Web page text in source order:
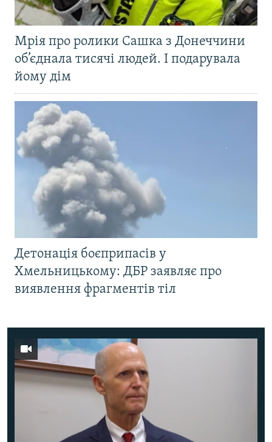
Мрія про ролики Сашка з Донеччини
об’єднала тисячі людей. І подарувала
йому дім
Детонація боєприпасів у
Хмельницькому: ДБР заявляє про
виявлення фрагментів тіл